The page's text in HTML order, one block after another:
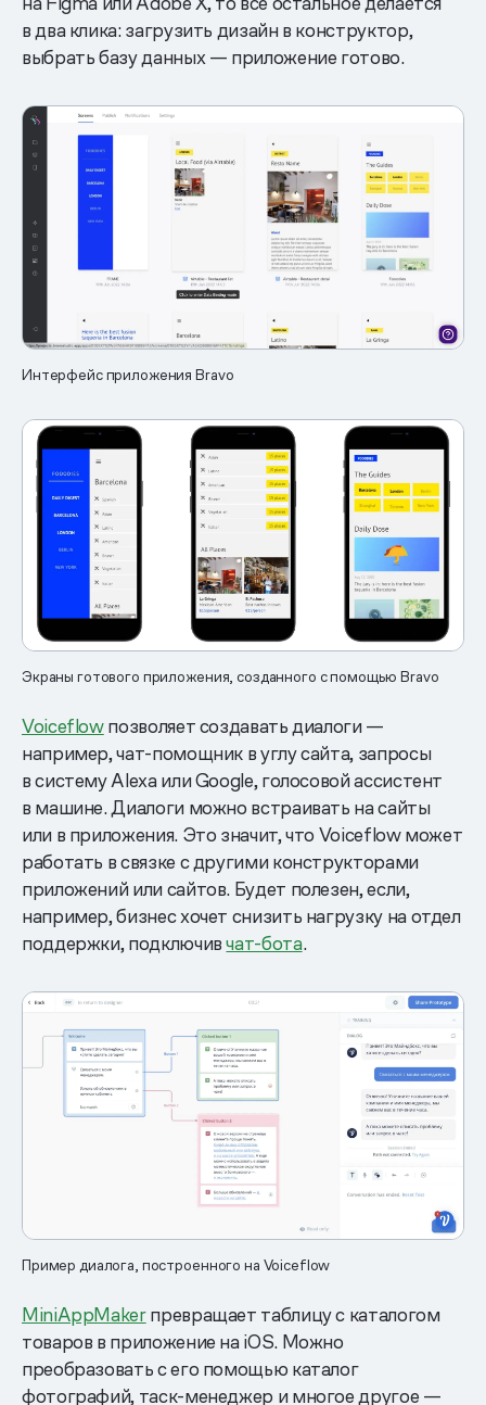
в два клика: загрузить дизайн в конструктор,
выбрать базу данных — приложение готово.
Интерфейс приложения Bravo
Экраны готового приложения, созданного с помощью Bravo
Voiceflowпозволяет создавать диалоги —
например, чат-помощник в углу сайта, запросы
в систему Alexa или Google, голосовой ассистент
в машине. Диалоги можно встраивать на сайты
или в приложения. Это значит, что Voiceflow может
работать в связке с другими конструкторами
приложений или сайтов. Будет полезен, если,
например, бизнес хочет снизить нагрузку на отдел
поддержки, подключивчат-бота.
Пример диалога, построенного на Voiceflow
MiniAppMakerпревращает таблицу с каталогом
товаров в приложение на iOS. Можно
преобразовать с его помощью каталог
фотографий, таск-менеджер и многое другое —